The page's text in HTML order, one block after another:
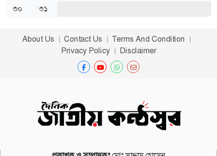
30
31
About Us Contact Us
Terms And Condition
Privacy Policy
Disclaimer